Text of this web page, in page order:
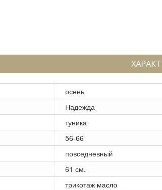
осень
Надежда
туника
56-66
повседневный
61 см.
трикотаж масло